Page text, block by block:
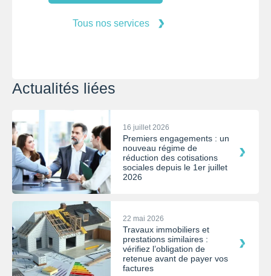
Tous nos services
Actualités liées
16 juillet 2026
Premiers engagements : un
nouveau régime de
réduction des cotisations
sociales depuis le 1er juillet
2026
22 mai 2026
Travaux immobiliers et
prestations similaires :
vérifiez l’obligation de
retenue avant de payer vos
factures